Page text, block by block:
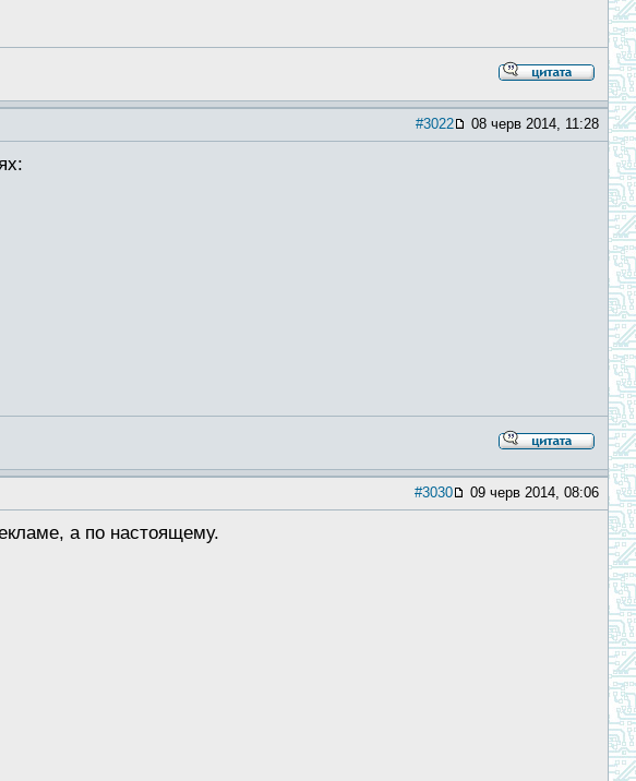
#3022 08 черв 2014, 11:28
#3030 09 черв 2014, 08:06
а по настоящему.